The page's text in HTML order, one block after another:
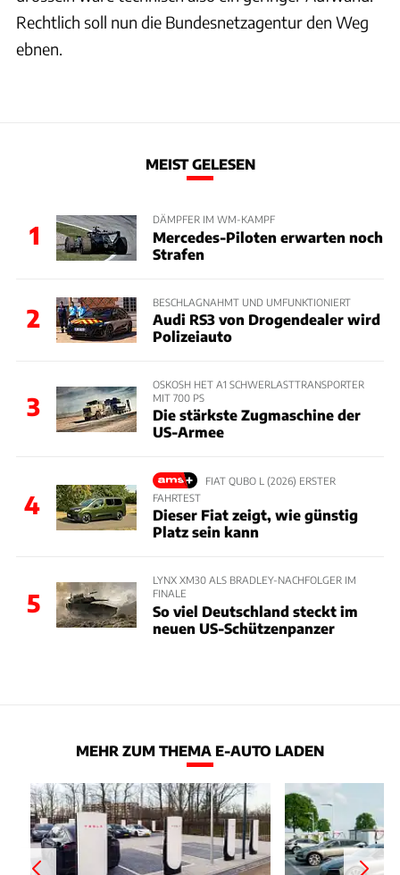
Rechtlich soll nun die Bundesnetzagentur den Weg
ebnen.
MEIST GELESEN
1
DÄMPFER IM WM-KAMPF
Mercedes-Piloten erwarten noch
Strafen
2
BESCHLAGNAHMT UND UMFUNKTIONIERT
Audi RS3 von Drogendealer wird
Polizeiauto
3
OSKOSH HET A1 SCHWERLASTTRANSPORTER
MIT 700 PS
Die stärkste Zugmaschine der
US-Armee
4
FIAT QUBO L (2026) ERSTER
FAHRTEST
Dieser Fiat zeigt, wie günstig
Platz sein kann
5
LYNX XM30 ALS BRADLEY-NACHFOLGER IM
FINALE
So viel Deutschland steckt im
neuen US-Schützenpanzer
MEHR ZUM THEMA E-AUTO LADEN